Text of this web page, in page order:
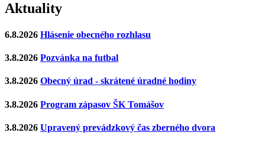
Aktuality
6.8.2026 Hlásenie obecného rozhlasu
3.8.2026 Pozvánka na futbal
3.8.2026 Obecný úrad - skrátené úradné hodiny
3.8.2026 Program zápasov ŠK Tomášov
3.8.2026 Upravený prevádzkový čas zberného dvora